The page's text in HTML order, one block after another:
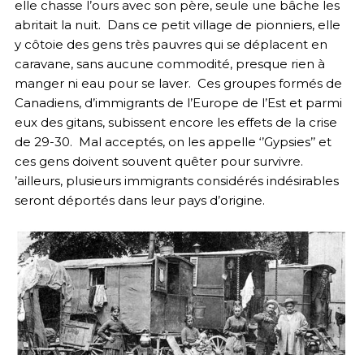
elle chasse l’ours avec son père, seule une bâche les
abritait la nuit. Dans ce petit village de pionniers, elle
y côtoie des gens très pauvres qui se déplacent en
caravane, sans aucune commodité, presque rien à
manger ni eau pour se laver. Ces groupes formés de
Canadiens, d’immigrants de l’Europe de l’Est et parmi
eux des gitans, subissent encore les effets de la crise
de 29-30. Mal acceptés, on les appelle ‘’Gypsies’’ et
ces gens doivent souvent quêter pour survivre.
’ailleurs, plusieurs immigrants considérés indésirables
seront déportés dans leur pays d’origine.